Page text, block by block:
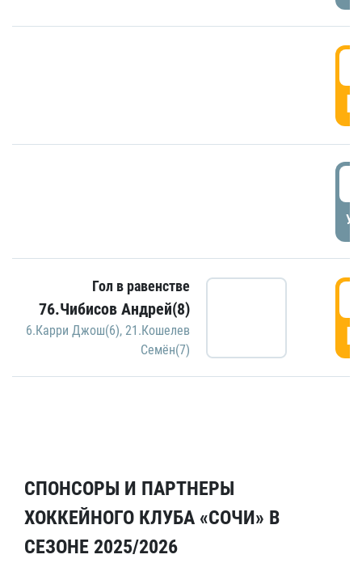
Гол в равенстве
76.Чибисов Андрей(8)
6.Карри Джош(6), 21.Кошелев
Семён(7)
СПОНСОРЫ И ПАРТНЕРЫ
ХОККЕЙНОГО КЛУБА «СОЧИ» В
СЕЗОНЕ 2025/2026